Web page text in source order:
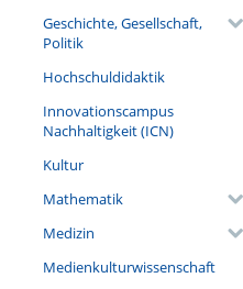
Geschichte, Gesellschaft,
Politik
Hochschuldidaktik
Innovationscampus
Nachhaltigkeit (ICN)
Kultur
Mathematik
Medizin
Medienkulturwissenschaft